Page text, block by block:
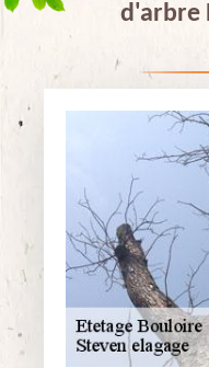
d'arbre